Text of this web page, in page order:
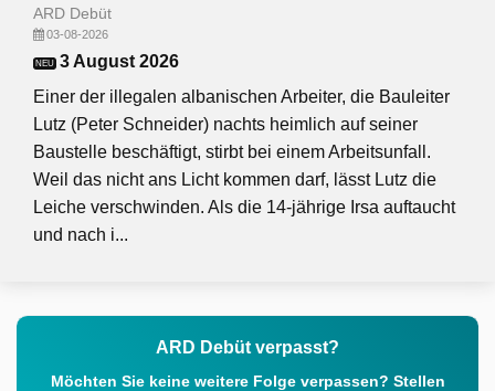
ARD Debüt
03-08-2026
NEU 3 August 2026
Einer der illegalen albanischen Arbeiter, die Bauleiter
Lutz (Peter Schneider) nachts heimlich auf seiner
Baustelle beschäftigt, stirbt bei einem Arbeitsunfall.
Weil das nicht ans Licht kommen darf, lässt Lutz die
Leiche verschwinden. Als die 14-jährige Irsa auftaucht
und nach i...
ARD Debüt verpasst?
Möchten Sie keine weitere Folge verpassen? Stellen